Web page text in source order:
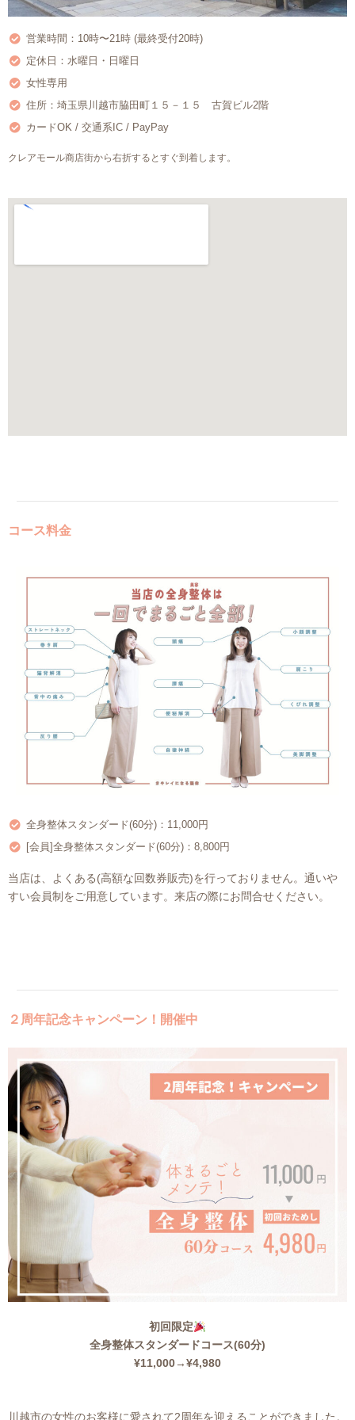
営業時間：10時〜21時 (最終受付20時)
定休日：水曜日・日曜日
女性専用
住所：埼玉県川越市脇田町１５－１５ 古賀ビル2階
カードOK / 交通系IC / PayPay
クレアモール商店街から右折するとすぐ到着します。
コース料金
全身整体スタンダード(60分)：11,000円
[会員]全身整体スタンダード(60分)：8,800円
当店は、よくある(高額な回数券販売)を行っておりません。通いや
すい会員制をご用意しています。来店の際にお問合せください。
２周年記念キャンペーン！開催中
初回限定
全身整体スタンダードコース(60分)
¥11,000→¥4,980
川越市の女性のお客様に愛されて2周年を迎えることができました。